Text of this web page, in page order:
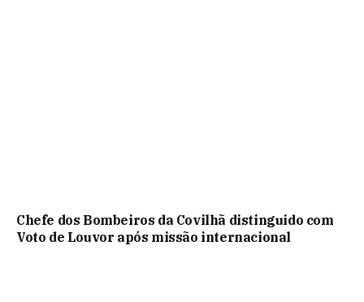
Chefe dos Bombeiros da Covilhã distinguido com
Voto de Louvor após missão internacional